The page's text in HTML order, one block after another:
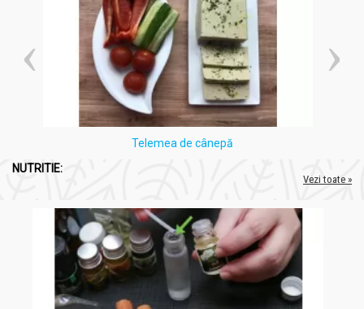
Telemea de cânepă
NUTRITIE:
Vezi toate »